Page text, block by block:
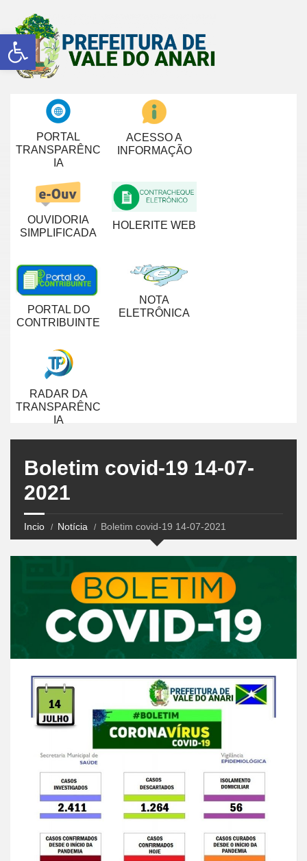
Abrir a barra de ferramentas
PORTAL
TRANSPARÊNC
IA
ACESSO A
INFORMAÇÃO
OUVIDORIA
SIMPLIFICADA
HOLERITE WEB
PORTAL DO
CONTRIBUINTE
NOTA
ELETRÔNICA
RADAR DA
TRANSPARÊNC
IA
Boletim covid-19 14-07-
2021
Incio Notícia Boletim covid-19 14-07-2021